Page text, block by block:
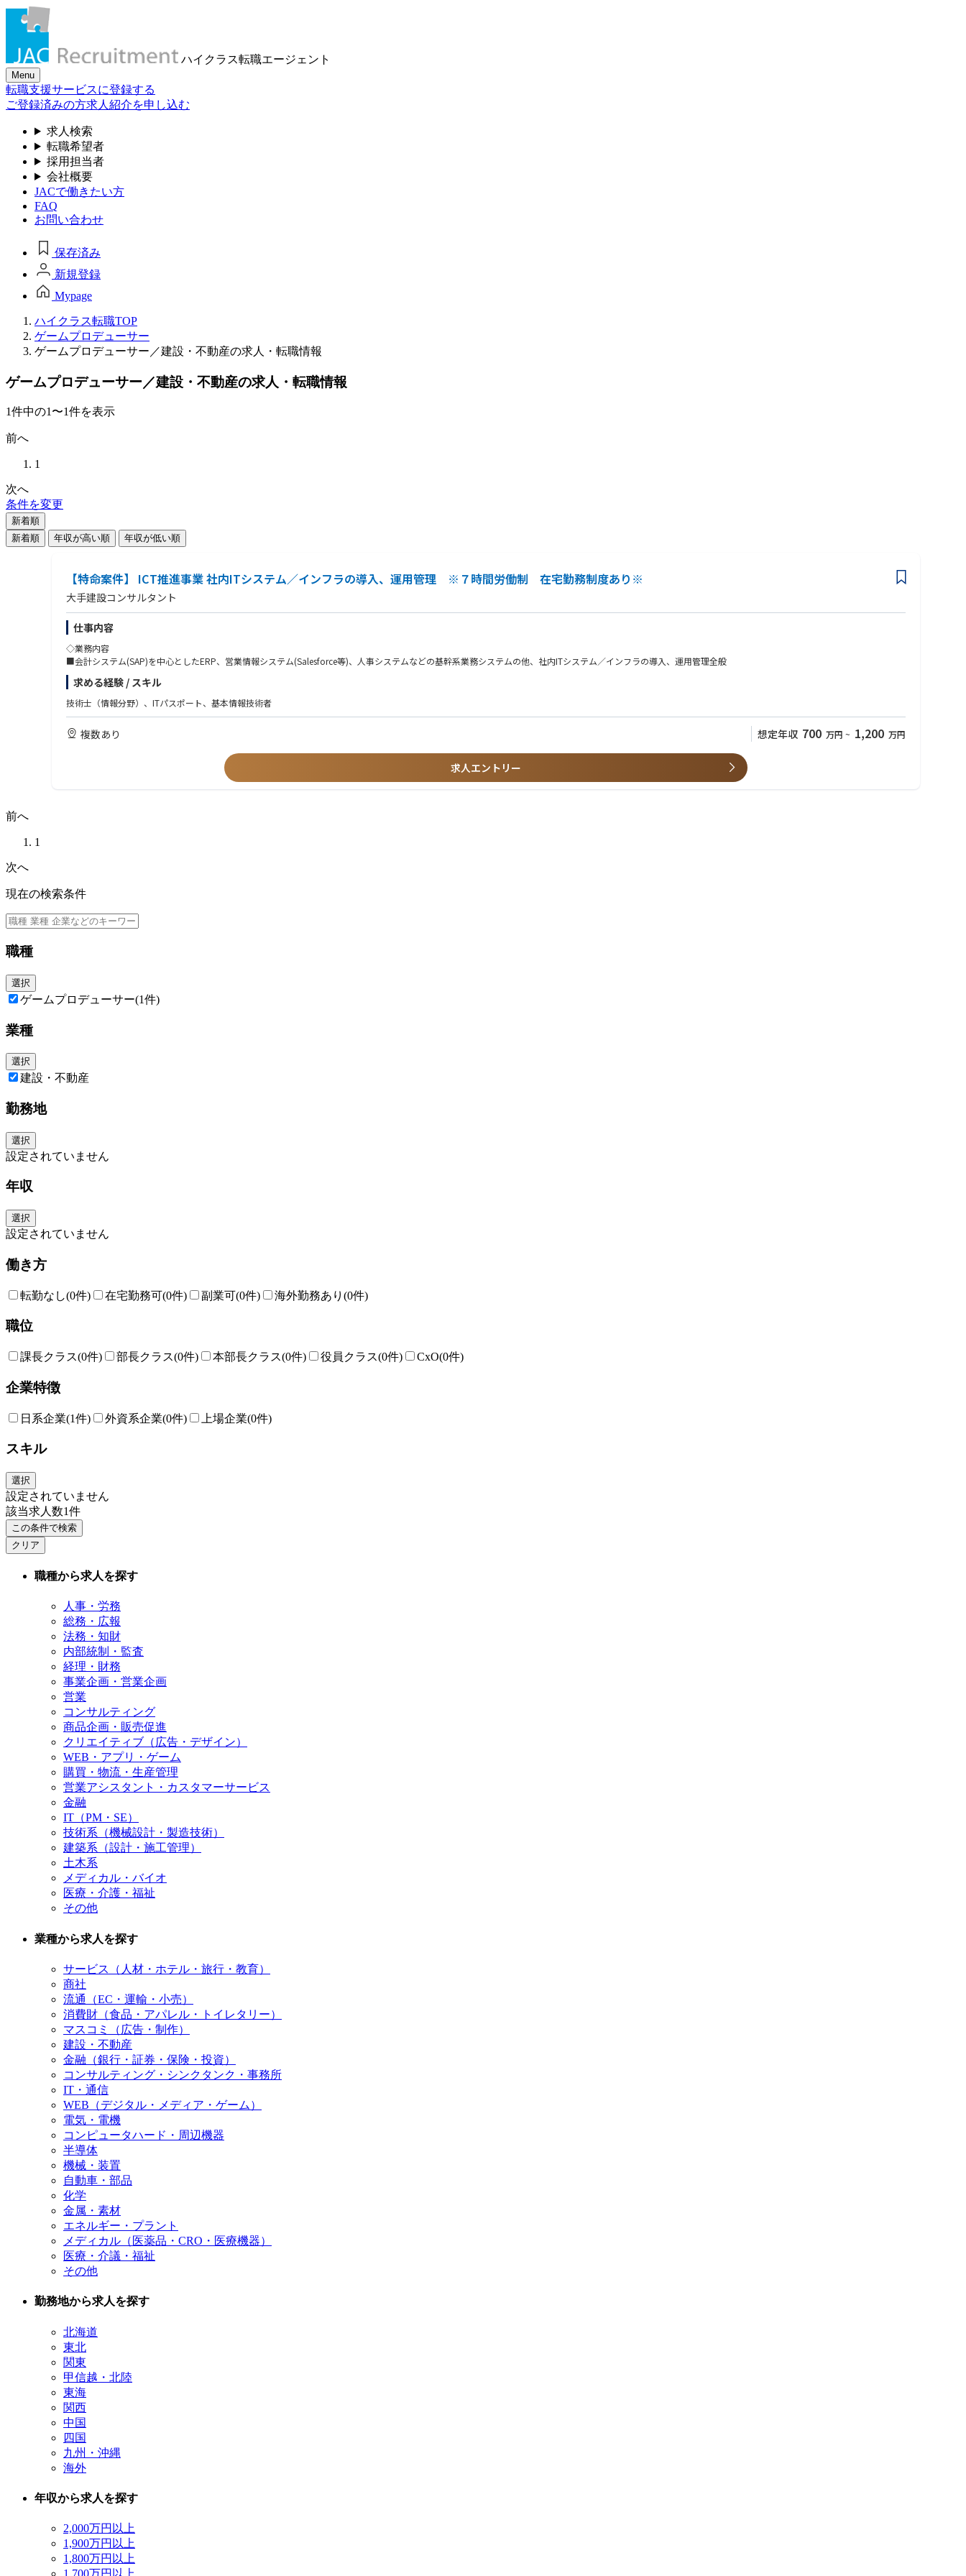
ハイクラス転職エージェント
Menu
転職支援サービスに登録する
ご登録済みの方求人紹介を申し込む
求人検索
転職希望者
採用担当者
会社概要
JACで働きたい方
FAQ
お問い合わせ
保存済み
新規登録
Mypage
ハイクラス転職TOP
ゲームプロデューサー
ゲームプロデューサー／建設・不動産の求人・転職情報
ゲームプロデューサー／建設・不動産の求人・転職情報
1件中の1〜1件を表示
前へ
1
次へ
条件を変更
新着順
新着順
年収が高い順 年収が低い順
【特命案件】 ICT推進事業 社内ITシステム／インフラの導入、運用管理 ※７時間労働制 在宅勤務制度あり※
大手建設コンサルタント
仕事内容
◇業務内容
■会計システム(SAP)を中心としたERP、営業情報システム(Salesforce等)、人事システムなどの基幹系業務システムの他、社内ITシステム／インフラの導入、運用管理全般
求める経験 / スキル
技術士（情報分野）、ITパスポート、基本情報技術者
複数あり 想定年収 700 万円 ~ 1,200 万円
求人エントリー
前へ
1
次へ
現在の検索条件
職種
選択
ゲームプロデューサー(1件)
業種
選択
建設・不動産
勤務地
選択
設定されていません
年収
選択
設定されていません
働き方
転勤なし(0件) 在宅勤務可(0件) 副業可(0件) 海外勤務あり (0件)
職位
課長クラス(0件) 部長クラス(0件) 本部長クラス(0件) 役員クラス(0件) CxO(0件)
企業特徴
日系企業(1件) 外資系企業(0件) 上場企業(0件)
スキル
選択
設定されていません
該当求人数1件
この条件で検索
クリア
職種から求人を探す
人事・労務
総務・広報
法務・知財
内部統制・監査
経理・財務
事業企画・営業企画
営業
コンサルティング
商品企画・販売促進
クリエイティブ（広告・デザイン）
WEB・アプリ・ゲーム
購買・物流・生産管理
営業アシスタント・カスタマーサービス
金融
IT（PM・SE）
技術系（機械設計・製造技術）
建築系（設計・施工管理）
土木系
メディカル・バイオ
医療・介護・福祉
その他
業種から求人を探す
サービス（人材・ホテル・旅行・教育）
商社
流通（EC・運輸・小売）
消費財（食品・アパレル・トイレタリー）
マスコミ（広告・制作）
建設・不動産
金融（銀行・証券・保険・投資）
コンサルティング・シンクタンク・事務所
IT・通信
WEB（デジタル・メディア・ゲーム）
電気・電機
コンピュータハード・周辺機器
半導体
機械・装置
自動車・部品
化学
金属・素材
エネルギー・プラント
メディカル（医薬品・CRO・医療機器）
医療・介議・福祉
その他
勤務地から求人を探す
北海道
東北
関東
甲信越・北陸
東海
関西
中国
四国
九州・沖縄
海外
年収から求人を探す
2,000万円以上
1,900万円以上
1,800万円以上
1,700万円以上